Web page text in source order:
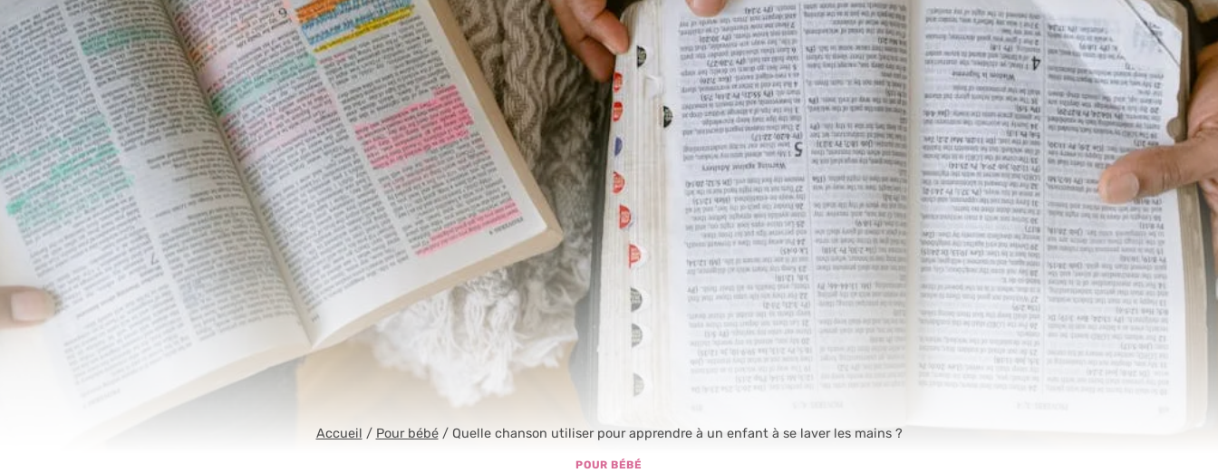
Accueil / Pour bébé / Quelle chanson utiliser pour apprendre à un enfant à se laver les mains ?
POUR BÉBÉ